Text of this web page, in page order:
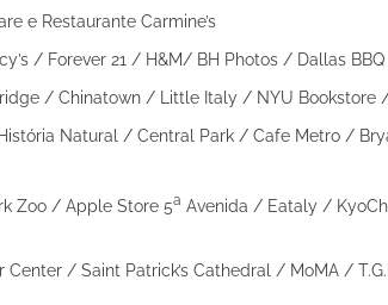
e Restaurante Carmine’s
/ Forever 21 / H&M/ BH Photos / Dallas BBQ
/ Chinatown / Little Italy / NYU Bookstore /
Natural / Central Park / Cafe Metro /
Zoo / Apple Store 5a Avenida / Eataly /
Center / Saint Patrick’s Cathedral / MoMA /